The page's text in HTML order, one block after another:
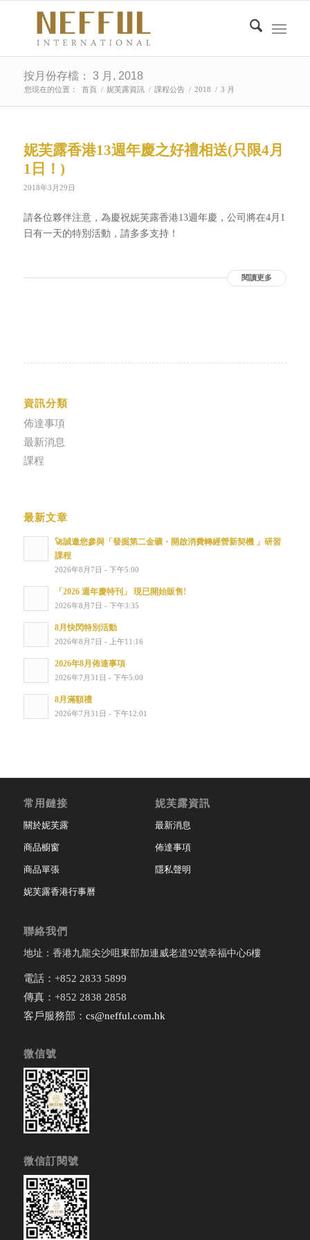
按月份存檔： 3 月, 2018
您現在的位置： 首頁 / 妮芙露資訊 / 課程公告 / 2018 / 3 月
妮芙露香港13週年慶之好禮相送(只限4月
1日！)
2018年3月29日
請各位夥伴注意，為慶祝妮芙露香港13週年慶，公司將在4月1
日有一天的特別活動，請多多支持！
閱讀更多
資訊分類
佈達事項
最新消息
課程
最新文章
🚀誠邀您參與「發掘第二金礦・開啟消費轉經營新契機 」研習
課程
2026年8月7日 - 下午5:00
「2026 週年慶特刊」 現已開始販售!
2026年8月7日 - 下午3:35
8月快閃特別活動
2026年8月7日 - 上午11:16
2026年8月佈達事項
2026年7月31日 - 下午5:00
8月滿額禮
2026年7月31日 - 下午12:01
常用鏈接
關於妮芙露
商品櫥窗
商品單張
妮芙露香港行事曆
妮芙露資訊
最新消息
佈達事項
隱私聲明
聯絡我們
地址：香港九龍尖沙咀東部加連威老道92號幸福中心6樓
電話：+852 2833 5899
傳真：+852 2838 2858
客戶服務部： cs@nefful.com.hk
微信號
微信訂閱號